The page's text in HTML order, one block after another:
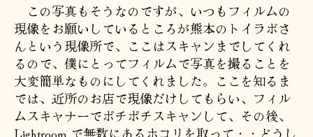
この写真もそうなのですが、いつもフィルムの
現像をお願いしているところが熊本のトイラボさ
んという現像所で、ここはスキャンまでしてくれ
るので、僕にとってフィルムで写真を撮ることを
大変簡単なものにしてくれました。ここを知るま
では、近所のお店で現像だけしてもらい、フィル
ムスキャナーでポチポチスキャンして、その後、
Lightroom で無数にあるホコリを取って・・どうし